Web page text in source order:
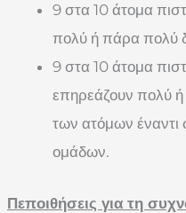
9 στα 10 άτομα
πολύ ή πάρα πολύ
9 στα 10 άτομα
επηρεάζουν πολύ
των ατόμων έναντι
ομάδων.
Πεποιθήσεις για τη